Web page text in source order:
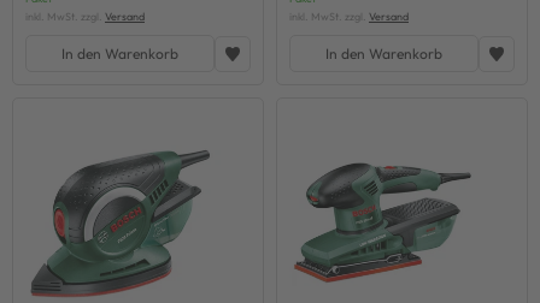
inkl. MwSt. zzgl. Versand
In den Warenkorb
inkl. MwSt. zzgl. Versand
In den Warenkorb